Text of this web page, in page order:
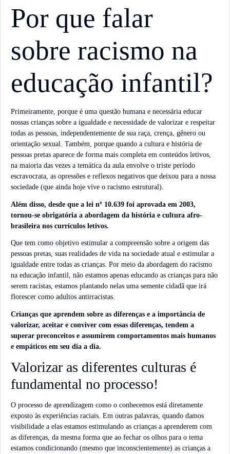
Por que falar
sobre racismo na
educação infantil?
Primeiramente, porque é uma questão humana e necessária educar
nossas crianças sobre a igualdade e necessidade de valorizar e respeitar
todas as pessoas, independentemente de sua raça, crença, gênero ou
orientação sexual. Também, porque quando a cultura e história de
pessoas pretas aparece de forma mais completa em conteúdos letivos,
na maioria das vezes a temática da aula envolve o triste período
escravocrata, as opressões e reflexos negativos que deixou para a nossa
sociedade (que ainda hoje vive o racismo estrutural).
Além disso, desde que a lei nº 10.639 foi aprovada em 2003,
tornou-se obrigatória a abordagem da história e cultura afro-
brasileira nos currículos letivos.
Que tem como objetivo estimular a compreensão sobre a origem das
pessoas pretas, suas realidades de vida na sociedade atual e estimular a
igualdade entre todas as crianças. Por meio da abordagem do racismo
na educação infantil, não estamos apenas educando as crianças para não
serem racistas, estamos plantando nelas uma semente cidadã que irá
florescer como adultos antirracistas.
Crianças que aprendem sobre as diferenças e a importância de
valorizar, aceitar e conviver com essas diferenças, tendem a
superar preconceitos e assumirem comportamentos mais humanos
e empáticos em seu dia a dia.
Valorizar as diferentes culturas é
fundamental no processo!
O processo de aprendizagem como o conhecemos está diretamente
exposto às experiências raciais. Em outras palavras, quando damos
visibilidade a elas estamos estimulando as crianças a aprenderem com
as diferenças, da mesma forma que ao fechar os olhos para o tema
estamos condicionando (mesmo que inconscientemente) as crianças a